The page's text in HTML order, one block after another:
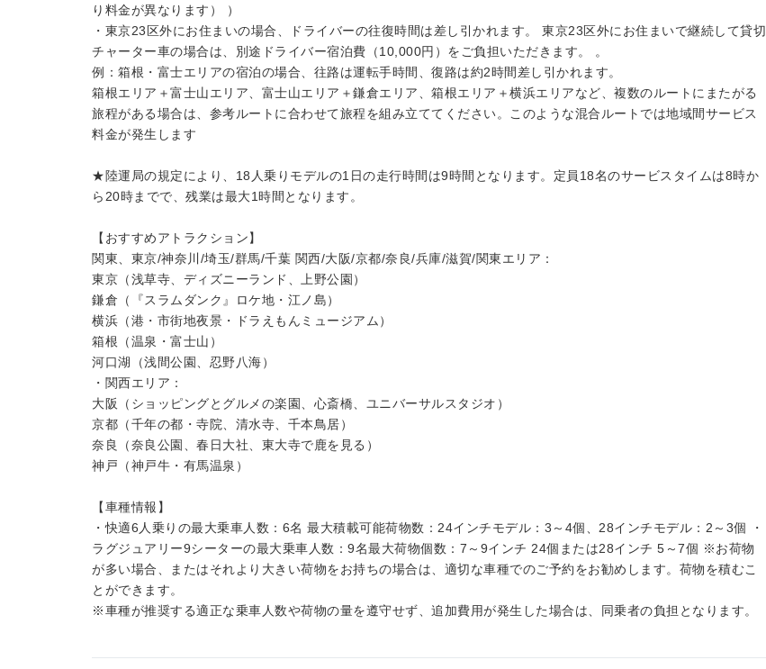
り料金が異なります） ）
・東京23区外にお住まいの場合、ドライバーの往復時間は差し引かれます。 東京23区外にお住まいで継続して貸切
チャーター車の場合は、別途ドライバー宿泊費（10,000円）をご負担いただきます。 。
例：箱根・富士エリアの宿泊の場合、往路は運転手時間、復路は約2時間差し引かれます。
箱根エリア＋富士山エリア、富士山エリア＋鎌倉エリア、箱根エリア＋横浜エリアなど、複数のルートにまたがる
旅程がある場合は、参考ルートに合わせて旅程を組み立ててください。このような混合ルートでは地域間サービス
料金が発生します
★陸運局の規定により、18人乗りモデルの1日の走行時間は9時間となります。定員18名のサービスタイムは8時か
ら20時までで、残業は最大1時間となります。
【おすすめアトラクション】
関東、東京/神奈川/埼玉/群馬/千葉 関西/大阪/京都/奈良/兵庫/滋賀/関東エリア：
東京（浅草寺、ディズニーランド、上野公園）
鎌倉（『スラムダンク』ロケ地・江ノ島）
横浜（港・市街地夜景・ドラえもんミュージアム）
箱根（温泉・富士山）
河口湖（浅間公園、忍野八海）
・関西エリア：
大阪（ショッピングとグルメの楽園、心斎橋、ユニバーサルスタジオ）
京都（千年の都・寺院、清水寺、千本鳥居）
奈良（奈良公園、春日大社、東大寺で鹿を見る）
神戸（神戸牛・有馬温泉）
【車種情報】
・快適6人乗りの最大乗車人数：6名 最大積載可能荷物数：24インチモデル：3～4個、28インチモデル：2～3個 ・
ラグジュアリー9シーターの最大乗車人数：9名最大荷物個数：7～9インチ 24個または28インチ 5～7個 ※お荷物
が多い場合、またはそれより大きい荷物をお持ちの場合は、適切な車種でのご予約をお勧めします。荷物を積むこ
とができます。
※車種が推奨する適正な乗車人数や荷物の量を遵守せず、追加費用が発生した場合は、同乗者の負担となります。